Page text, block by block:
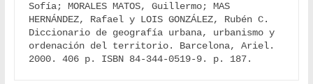
Sofía; MORALES MATOS, Guillermo; MAS
HERNÁNDEZ, Rafael y LOIS GONZÁLEZ, Rubén C.
Diccionario de geografía urbana, urbanismo y
ordenación del territorio. Barcelona, Ariel.
2000. 406 p. ISBN 84-344-0519-9. p. 187.